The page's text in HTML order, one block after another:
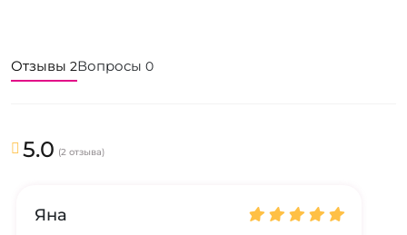
Отзывы 2Вопросы 0
5.0 (2 отзыва)
Яна